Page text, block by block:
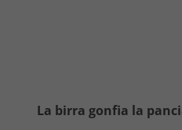
La birra gonfia la